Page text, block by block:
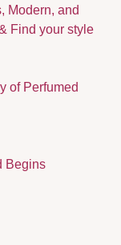
Modern, and
Find your style
of Perfumed
Begins